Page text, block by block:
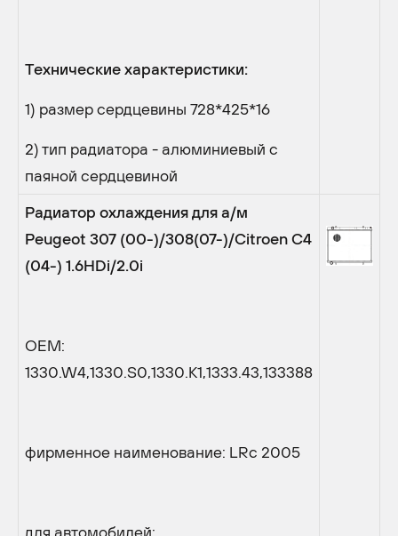
Технические характеристики:
1) размер сердцевины 728*425*16
2) тип радиатора - алюминиевый с
паяной сердцевиной
Радиатор охлаждения для а/м
Peugeot 307 (00-)/308(07-)/CitroenC4
(04-) 1.6HDi/2.0i
OEM:
1330.W4,1330.S0,1330.K1,1333.43,133388
фирменное наименование: LRc 2005
для автомобилей: